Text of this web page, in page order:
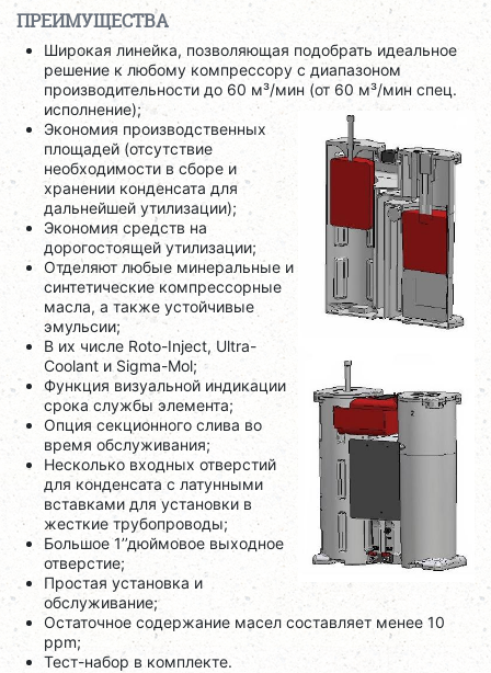
ПРЕИМУЩЕСТВА
Широкая линейка, позволяющая подобрать идеальное
решение к любому компрессору с диапазоном
производительности до 60 м³/мин (от 60 м³/мин спец.
исполнение);
Экономия производственных
площадей (отсутствие
необходимости в сборе и
хранении конденсата для
дальнейшей утилизации);
Экономия средств на
дорогостоящей утилизации;
Отделяют любые минеральные и
синтетические компрессорные
масла, а также устойчивые
эмульсии;
В их числе Roto-Inject, Ultra-
Coolant и Sigma-Моl;
Функция визуальной индикации
срока службы элемента;
Опция секционного слива во
время обслуживания;
Несколько входных отверстий
для конденсата с латунными
вставками для установки в
жесткие трубопроводы;
Большое 1’’дюймовое выходное
отверстие;
Простая установка и
обслуживание;
Остаточное содержание масел составляет менее 10
ppm;
Тест-набор в комплекте.